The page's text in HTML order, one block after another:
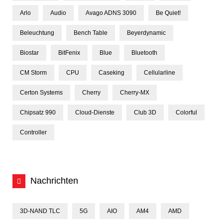
Arlo Audio Avago ADNS 3090 Be Quiet!
Beleuchtung Bench Table Beyerdynamic
Biostar BitFenix Blue Bluetooth
CM Storm CPU Caseking Cellularline
Certon Systems Cherry Cherry-MX
Chipsatz 990 Cloud-Dienste Club 3D Colorful
Controller
Nachrichten
3D-NAND TLC 5G AIO AM4 AMD